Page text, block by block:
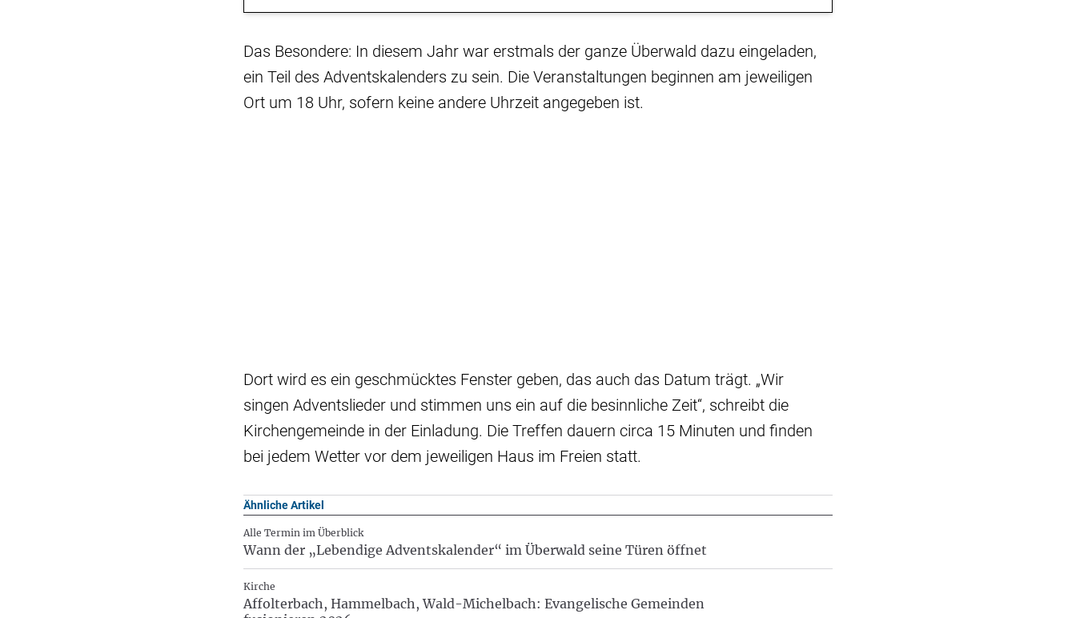
Das Besondere: In diesem Jahr war erstmals der ganze Überwald dazu eingeladen,
ein Teil des Adventskalenders zu sein. Die Veranstaltungen beginnen am jeweiligen
Ort um 18 Uhr, sofern keine andere Uhrzeit angegeben ist.
Dort wird es ein geschmücktes Fenster geben, das auch das Datum trägt. „Wir
singen Adventslieder und stimmen uns ein auf die besinnliche Zeit“, schreibt die
Kirchengemeinde in der Einladung. Die Treffen dauern circa 15 Minuten und finden
bei jedem Wetter vor dem jeweiligen Haus im Freien statt.
Ähnliche Artikel
Alle Termin im Überblick
Wann der „Lebendige Adventskalender“ im Überwald seine Türen öffnet
Kirche
Affolterbach, Hammelbach, Wald-Michelbach: Evangelische Gemeinden